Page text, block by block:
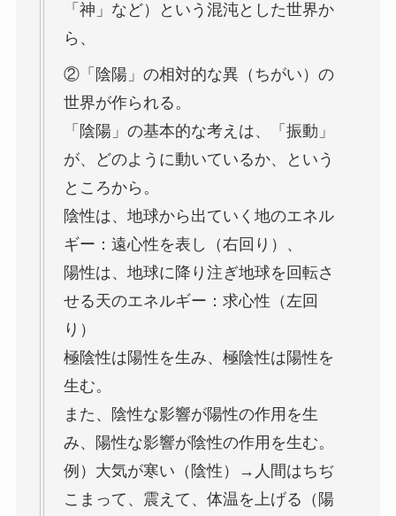
「神」など）という混沌とした世界か
ら、
②「陰陽」の相対的な異（ちがい）の
世界が作られる。
「陰陽」の基本的な考えは、「振動」
が、どのように動いているか、という
ところから。
陰性は、地球から出ていく地のエネル
ギー：遠心性を表し（右回り）、
陽性は、地球に降り注ぎ地球を回転さ
せる天のエネルギー：求心性（左回
り）
極陰性は陽性を生み、極陰性は陽性を
生む。
また、陰性な影響が陽性の作用を生
み、陽性な影響が陰性の作用を生む。
例）大気が寒い（陰性）→人間はちぢ
こまって、震えて、体温を上げる（陽